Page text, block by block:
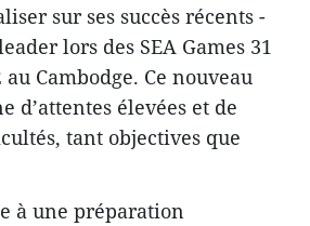
sur ses succès récents -
lors des SEA Games 31
Cambodge. Ce nouveau
d’attentes élevées et de
tant objectives que
à une préparation